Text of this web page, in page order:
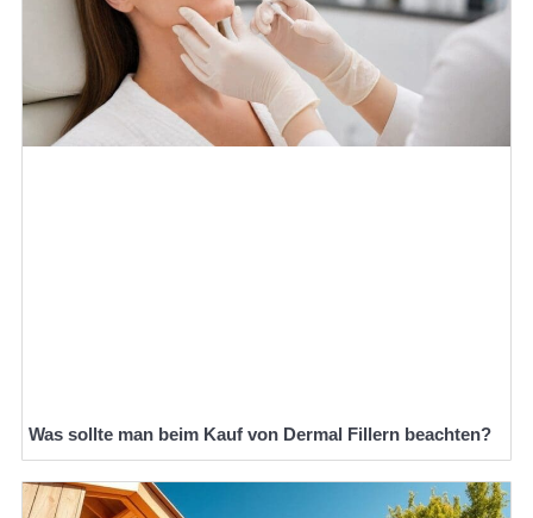
Was sollte man beim Kauf von Dermal Fillern beachten?